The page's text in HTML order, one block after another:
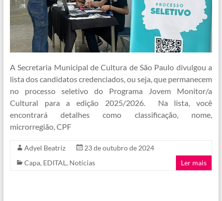
A Secretaria Municipal de Cultura de São Paulo divulgou a
lista dos candidatos credenciados, ou seja, que permanecem
no processo seletivo do Programa Jovem Monitor/a
Cultural para a edição 2025/2026. Na lista, você
encontrará detalhes como classificação, nome,
microrregião, CPF
Adyel Beatriz
23 de outubro de 2024
Capa, EDITAL , Notícias Ler mais